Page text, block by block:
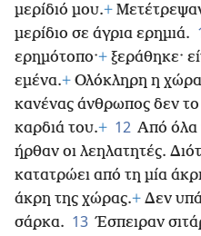
μερίδιό μου.+
μερίδιο σε άγρια ερημιά.
ερημότοπο·+ ξεράθηκε·
εμένα.+ Ολόκληρη η
κανένας άνθρωπος δεν το
καρδιά του.+ 12 Από όλα
ήρθαν οι λεηλατητές.
κατατρώει από τη μία
άκρη της χώρας.+ Δεν
σάρκα. 13 Έσπειραν